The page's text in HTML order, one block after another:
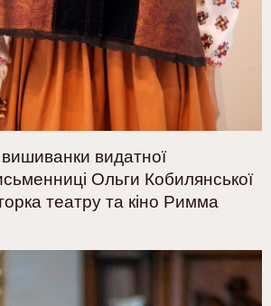
видатної
Ольги Кобилянської
театру та кіно Римма